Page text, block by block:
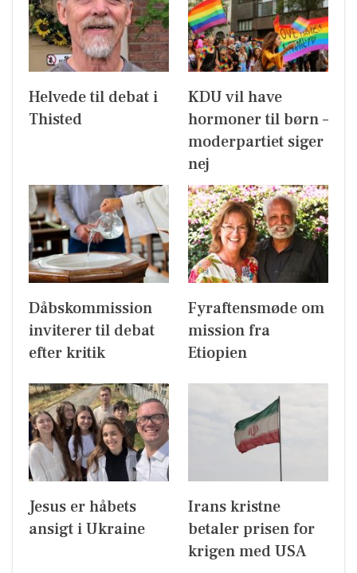
Helvede til debat i
Thisted
KDU vil have
hormoner til børn –
moderpartiet siger
nej
Dåbskommission
inviterer til debat
efter kritik
Fyraftensmøde om
mission fra
Etiopien
Jesus er håbets
ansigt i Ukraine
Irans kristne
betaler prisen for
krigen med USA